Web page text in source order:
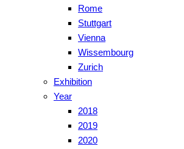
Rome
Stuttgart
Vienna
Wissembourg
Zurich
Exhibition
Year
2018
2019
2020